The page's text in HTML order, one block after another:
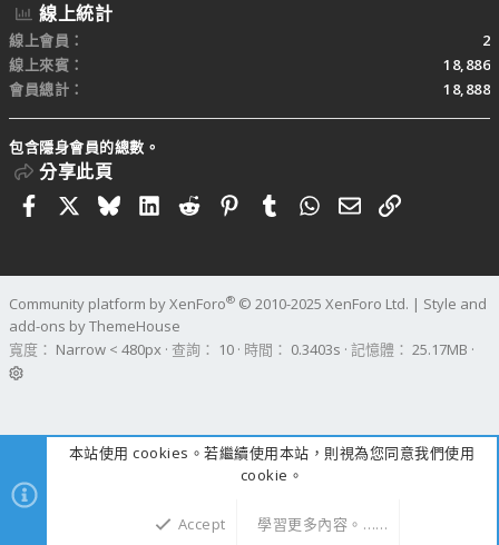
線上統計
線上會員
2
線上來賓
18,886
會員總計
18,888
包含隱身會員的總數。
分享此頁
FacebookBlueskyLinkedIn
RedditPinterestTumblrWhatsApp
電子郵件
連結
Community platform by XenForo® © 2010-2025 XenForo Ltd. | Style and
add-ons by ThemeHouse
寬度
查詢 10 時間 0.3403s 記憶體 25.17MB
本站使用 cookies。若繼續使用本站，則視為您同意我們使用
cookie。
Accept 學習更多內容。……